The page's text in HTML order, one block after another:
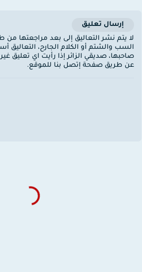
إرسال تعليق
يتم نشر التعاليق إلى بعد مراجعتها من طرف
والشتم أو الكلام الجارح، التعاليق
صديقي الزائر إذا رأيت اي تعليق غير
طريق صفحة إتصل بنا للموقع.